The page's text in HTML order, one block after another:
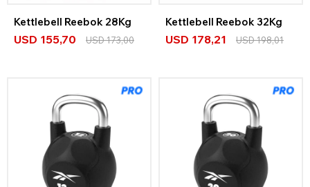
Kettlebell Reebok 28Kg
USD 155,70 USD173,00
Kettlebell Reebok 32Kg
USD 178,21 USD198,01